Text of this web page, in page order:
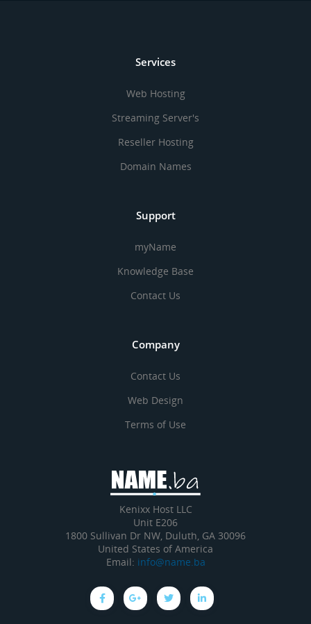
Services
Web Hosting
Streaming Server's
Reseller Hosting
Domain Names
Support
myName
Knowledge Base
Contact Us
Company
Contact Us
Web Design
Terms of Use
Kenixx Host LLC
Unit E206
1800 Sullivan Dr NW, Duluth, GA 30096
United States of America
Email: info@name.ba